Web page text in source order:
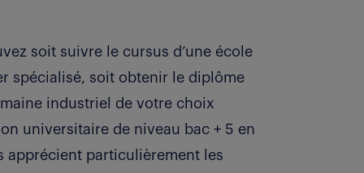
soit suivre le cursus d’une école
spécialisé, soit obtenir le diplôme
industriel de votre choix
universitaire de niveau bac + 5 en
apprécient particulièrement les